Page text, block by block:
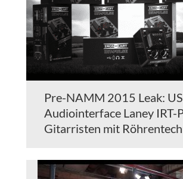
Pre-NAMM 2015 Leak:
Audiointerface Laney IRT-
Gitarristen mit